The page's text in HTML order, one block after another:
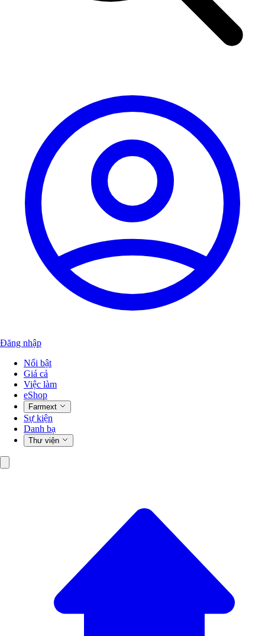
Đăng nhập
Nổi bật
Giá cả
Việc làm
eShop
Farmext
Sự kiện
Danh bạ
Thư viện